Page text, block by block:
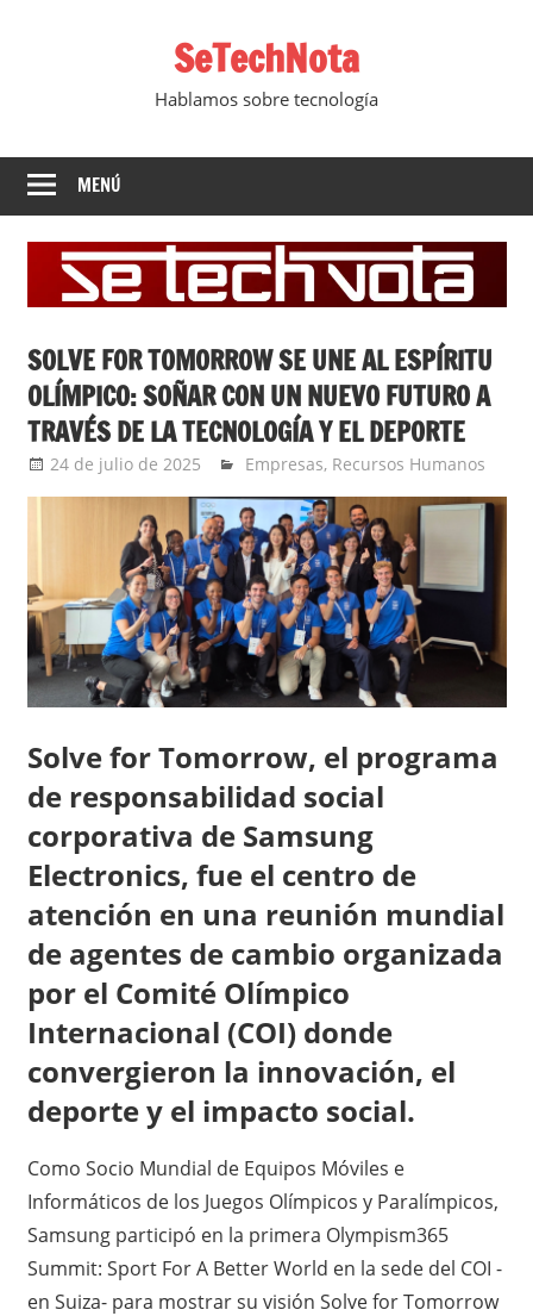
SeTechNota
Hablamos sobre tecnología
MENÚ
SOLVE FOR TOMORROW SE UNE AL ESPÍRITU
OLÍMPICO: SOÑAR CON UN NUEVO FUTURO A
TRAVÉS DE LA TECNOLOGÍA Y EL DEPORTE
24 de julio de 2025 Ernesto Herrera
Empresas, Recursos Humanos
Solve for Tomorrow, el programa
de responsabilidad social
corporativa de Samsung
Electronics, fue el centro de
atención en una reunión mundial
de agentes de cambio organizada
por el Comité Olímpico
Internacional (COI) donde
convergieron la innovación, el
deporte y el impacto social.
Como Socio Mundial de Equipos Móviles e
Informáticos de los Juegos Olímpicos y Paralímpicos,
Samsung participó en la primera Olympism365
Summit: Sport For A Better World en la sede del COI -
en Suiza- para mostrar su visión Solve for Tomorrow